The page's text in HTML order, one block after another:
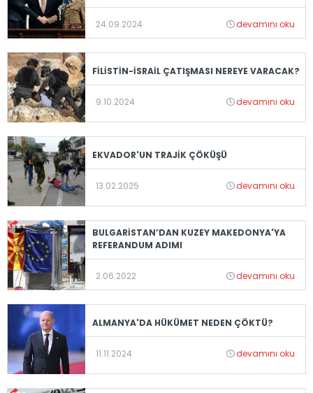
24.09.2024 devamını oku
FİLİSTİN-İSRAİL ÇATIŞMASI NEREYE VARACAK?
9.10.2024 devamını oku
EKVADOR'UN TRAJİK ÇÖKÜŞÜ
13.02.2025 devamını oku
BULGARİSTAN’DAN KUZEY MAKEDONYA'YA
REFERANDUM ADIMI
2.06.2022 devamını oku
ALMANYA'DA HÜKÜMET NEDEN ÇÖKTÜ?
11.11.2024 devamını oku